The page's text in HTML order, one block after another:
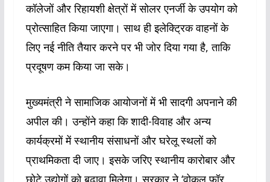
कॉलेजों और रिहायशी क्षेत्रों में सोलर एनर्जी के उपयोग को
प्रोत्साहित किया जाएगा। साथ ही इलेक्ट्रिक वाहनों के
लिए नई नीति तैयार करने पर भी जोर दिया गया है, ताकि
प्रदूषण कम किया जा सके।
मुख्यमंत्री ने सामाजिक आयोजनों में भी सादगी अपनाने की
अपील की। उन्होंने कहा कि शादी-विवाह और अन्य
कार्यक्रमों में स्थानीय संसाधनों और घरेलू स्थलों को
प्राथमिकता दी जाए। इसके जरिए स्थानीय कारोबार और
छोटे उद्योगों को बढ़ावा मिलेगा। सरकार ने ‘वोकल फॉर